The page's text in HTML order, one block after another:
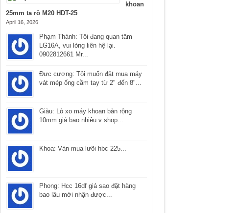
khoan
25mm ta rô M20 HDT-25
April 16, 2026
Phạm Thành: Tôi đang quan tâm
LG16A, vui lòng liên hệ lại.
0902812661 Mr...
Ðưc cương: Tôi muốn đặt mua máy
vát mép ống cầm tay từ 2" đến 8"...
Giàu: Lò xo máy khoan bàn rộng
10mm giá bao nhiêu v shop...
Khoa: Vàn mua lưõi hbc 225...
Phong: Hcc 16df giá sao đặt hàng
bao lâu mới nhận được...